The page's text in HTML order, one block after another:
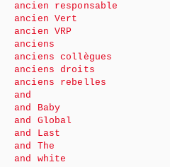
ancien responsable
ancien Vert
ancien VRP
anciens
anciens collègues
anciens droits
anciens rebelles
and
and Baby
and Global
and Last
and The
and white